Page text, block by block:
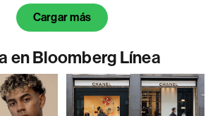
Cargar más
en Bloomberg Línea